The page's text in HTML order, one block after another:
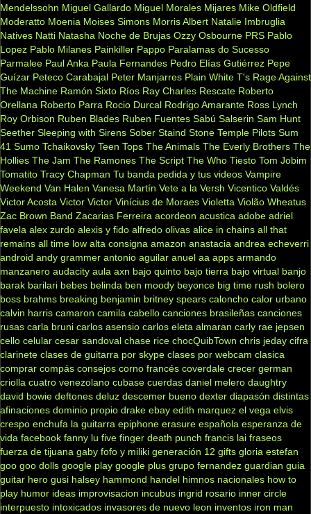
Mendelssohn Miguel Gallardo Miguel Morales Mijares Mike Oldfield
Moderatto Moenia Moises Simons Morris Albert Natalie Imbruglia
Natives Natti Natasha Noche de Brujas Ozzy Osbourne PRS Pablo
Lopez Pablo Milanes Painkiller Pappo Paralamas do Sucesso
Parmalee Paul Anka Paula Fernandes Pedro Elías Gutiérrez Pepe
Guízar Peteco Carabajal Peter Manjarres Plain White T's Rage Against
The Machine Ramón Sixto Ríos Ray Charles Rescate Roberto
Orellana Roberto Parra Rocio Durcal Rodrigo Amarante Ross Lynch
Roy Orbison Ruben Blades Ruben Fuentes Sabú Salserin Sam Hunt
Seether Sleeping with Sirens Sober Staind Stone Temple Pilots Sum
41 Sumo Tchaikovsky Teen Tops The Animals The Everly Brothers The
Hollies The Jam The Ramones The Script The Who Tiesto Tom Jobim
Tomatito Tracy Chapman Tu banda pedida y tus videos Vampire
Weekend Van Halen Vanesa Martín Vete a la Versh Vicentico Valdés
Victor Acosta Victor Victor Vinícius de Moraes Violetta Violão Wheatus
Zac Brown Band Zacarias Ferreira acordeon acustica adobe adriel
favela alex zurdo alexis y fido alfredo olivas alice in chains all that
remains all time low alta consigna amazon anastacia andrea echeverri
android andy grammer antonio aguilar anuel aa apps armando
manzanero audacity aula axn bajo quinto bajo tierra bajo virtual banjo
barak barilari bebes belinda ben moody beyonce big time rush bolero
boss brahms breaking benjamin britney spears caloncho calor urbano
calvin harris camaron camila cabello canciones brasileñas canciones
rusas carla bruni carlos asensio carlos eleta almaran carly rae jepsen
cello celular cesar sandoval chase rice chocQuibTown chris jeday cifra
clarinete clases de guitarra por skype clases por webcam clasica
comprar compás consejos corno francés coverdale crecer german
criolla cuatro venezolano cubase cuerdas daniel melero daughtry
david bowie deftones deluz descemer bueno dexter diapasón distintas
afinaciones dominio propio drake ebay edith marquez el vega elvis
crespo enchufa la guitarra epiphone erasure española esperanza de
vida facebook fanny lu five finger death punch francis lai fraseos
fuerza de tijuana gaby fofo y miliki generación 12 gifts gloria estefan
goo goo dolls google play google plus grupo fernandez guardian guia
guitar hero gusi halsey hammond handel himnos nacionales how to
play humor ideas improvisacion incubus ingrid rosario inner circle
interpuesto intoxicados invasores de nuevo leon inventos iron man